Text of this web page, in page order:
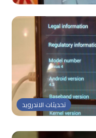
تحديثات الاندرويد